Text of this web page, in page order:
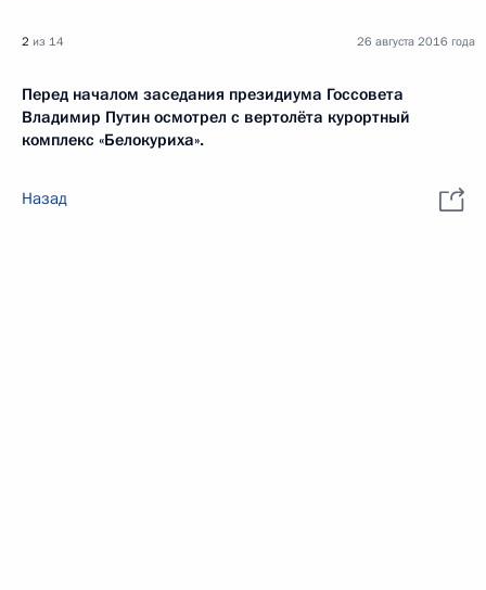
2 из 14
Перед началом заседания президиума Госсовета
Владимир Путин осмотрел с вертолёта курортный
комплекс «Белокуриха».
26 августа 2016 года
Назад